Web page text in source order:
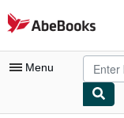
Skip to main content
AbeBooks.com
Menu